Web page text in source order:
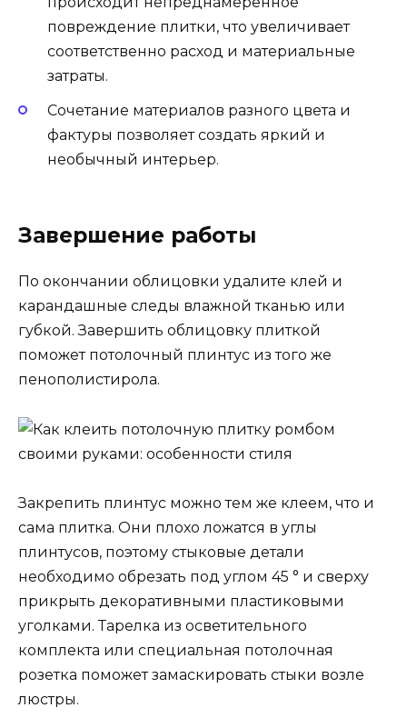
повреждение плитки, что увеличивает
соответственно расход и материальные
затраты.
Сочетание материалов разного цвета и
фактуры позволяет создать яркий и
необычный интерьер.
Завершение работы
По окончании облицовки удалите клей и
карандашные следы влажной тканью или
губкой. Завершить облицовку плиткой
поможет потолочный плинтус из того же
пенополистирола.
Закрепить плинтус можно тем же клеем, что и
сама плитка. Они плохо ложатся в углы
плинтусов, поэтому стыковые детали
необходимо обрезать под углом 45 ° и сверху
прикрыть декоративными пластиковыми
уголками. Тарелка из осветительного
комплекта или специальная потолочная
розетка поможет замаскировать стыки возле
люстры.